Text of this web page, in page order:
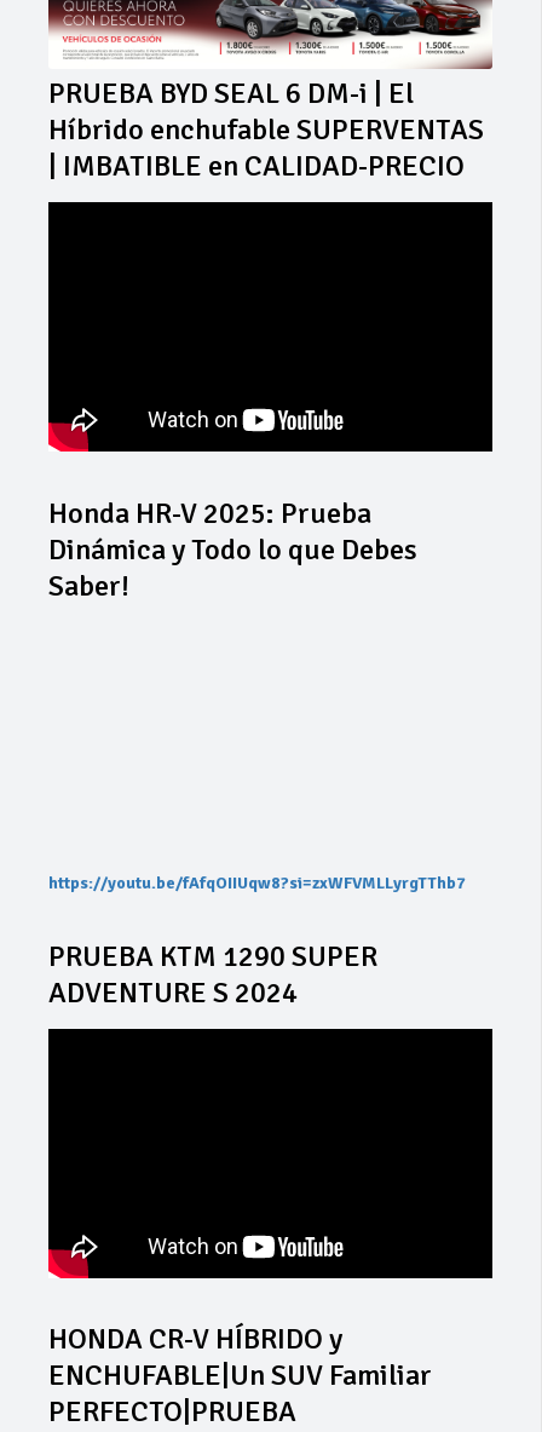
PRUEBA BYD SEAL 6 DM-i | El
Híbrido enchufable SUPERVENTAS
| IMBATIBLE en CALIDAD-PRECIO
Honda HR-V 2025: Prueba
Dinámica y Todo lo que Debes
Saber!
https://youtu.be/fAfqOIIUqw8?si=zxWFVMLLyrgTThb7
PRUEBA KTM 1290 SUPER
ADVENTURE S 2024
HONDA CR-V HÍBRIDO y
ENCHUFABLE|Un SUV Familiar
PERFECTO|PRUEBA